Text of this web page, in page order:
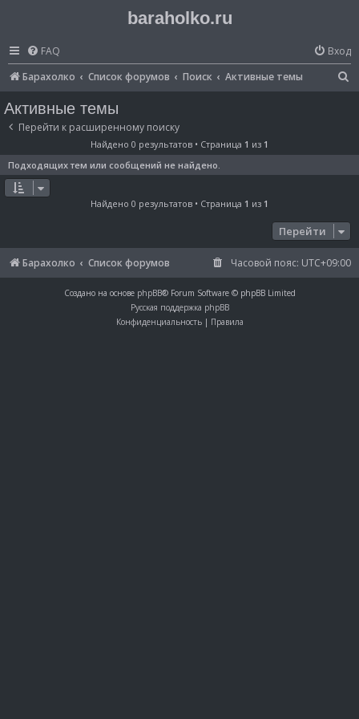
baraholko.ru
FAQ
Вход
Барахолко
Список форумов Поиск Активные темы
к
Активные темы
Перейти к расширенному поиску
Найдено 0 результатов • Страница 1 из 1
Подходящих тем или сообщений не найдено.
Найдено 0 результатов • Страница 1 из 1
Перейти
Барахолко Список форумов Часовой пояс: UTC+09:00
Создано на основе phpBB® Forum Software © phpBB Limited
Русская поддержка phpBB
Конфиденциальность| Правила